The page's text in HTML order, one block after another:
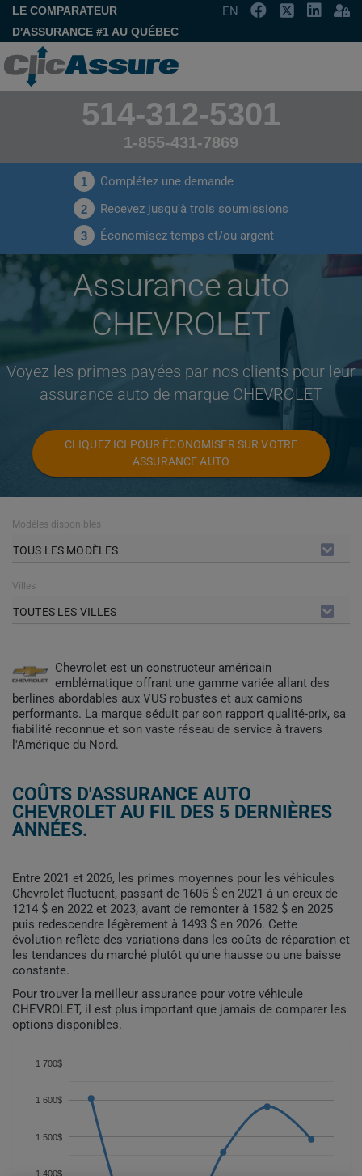
LE COMPARATEUR
D'ASSURANCE #1 AU QUÉBEC
EN
514-312-5301
1-855-431-7869
1 Complétez une demande
2 Recevez jusqu'à trois soumissions
3 Économisez temps et/ou argent
Assurance auto
CHEVROLET
Voyez les primes payées par nos clients pour leur
assurance auto de marque CHEVROLET
CLIQUEZ ICI POUR ÉCONOMISER SUR VOTRE
ASSURANCE AUTO
Modèles disponibles
TOUS LES MODÈLES
Villes
TOUTES LES VILLES
Chevrolet est un constructeur américain
emblématique offrant une gamme variée allant des
berlines abordables aux VUS robustes et aux camions
performants. La marque séduit par son rapport qualité-prix, sa
fiabilité reconnue et son vaste réseau de service à travers
l'Amérique du Nord.
COÛTS D'ASSURANCE AUTO
CHEVROLET AU FIL DES 5 DERNIÈRES
ANNÉES.
Entre 2021 et 2026, les primes moyennes pour les véhicules
Chevrolet fluctuent, passant de 1605 $ en 2021 à un creux de
1214 $ en 2022 et 2023, avant de remonter à 1582 $ en 2025
puis redescendre légèrement à 1493 $ en 2026. Cette
évolution reflète des variations dans les coûts de réparation et
les tendances du marché plutôt qu'une hausse ou une baisse
constante.
Pour trouver la meilleur assurance pour votre véhicule
CHEVROLET, il est plus important que jamais de comparer les
options disponibles.
1 400$
1 500$
1 600$
1 700$